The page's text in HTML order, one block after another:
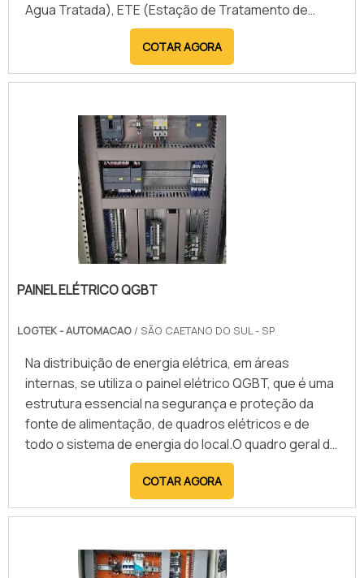
Agua Tratada), ETE (Estação de Tratamento de
Esgoto) e EEE (Estação Elevatória de Esgoto).
COTAR AGORA
PAINEL ELÉTRICO QGBT
LOGTEK - AUTOMACAO / SÃO CAETANO DO SUL - SP
Na distribuição de energia elétrica, em áreas
internas, se utiliza o painel elétrico QGBT, que é uma
estrutura essencial na segurança e proteção da
fonte de alimentação, de quadros elétricos e de
todo o sistema de energia do local.O quadro geral de
baixa tensão (QGBT) é uma estrutura feita para
recepção da energia elétrica. Posicionado
estrategicamente no sistema elétrico interno, o
tensão e da corrente.Por isso, é usado em diversas
atividades que t.
COTAR AGORA